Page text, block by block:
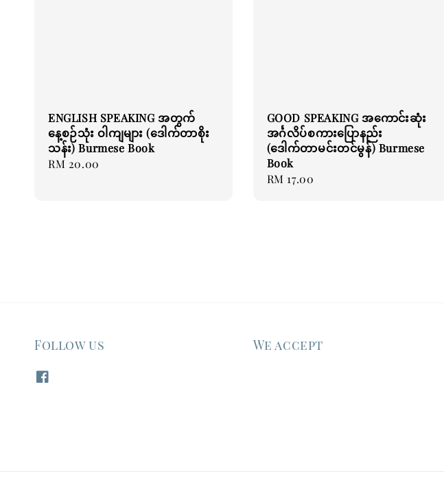
ENGLISH SPEAKING အတွက်
နေ့စဉ်သုံး ဝါကျများ (ဒေါက်တာစိုး
သန်း) Burmese Book
Regular
RM 20.00
GOOD SPEAKING အကောင်းဆုံး
အင်္ဂလိပ်စကားပြောနည်း
(ဒေါက်တာမင်းတင်မွန်) Burmese
Book
Regular
RM 17.00
Follow us We accept